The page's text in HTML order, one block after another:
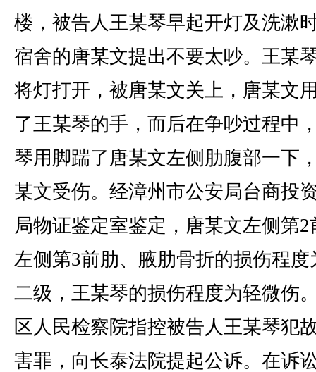
楼，被告人王某琴早起开灯及洗漱
宿舍的唐某文提出不要太吵。王某
将灯打开，被唐某文关上，唐某文
了王某琴的手，而后在争吵过程中
琴用脚踹了唐某文左侧肋腹部一下
某文受伤。经漳州市公安局台商投
局物证鉴定室鉴定，唐某文左侧第2
左侧第3前肋、腋肋骨折的损伤程度
二级，王某琴的损伤程度为轻微伤
区人民检察院指控被告人王某琴犯
害罪，向长泰法院提起公诉。在诉